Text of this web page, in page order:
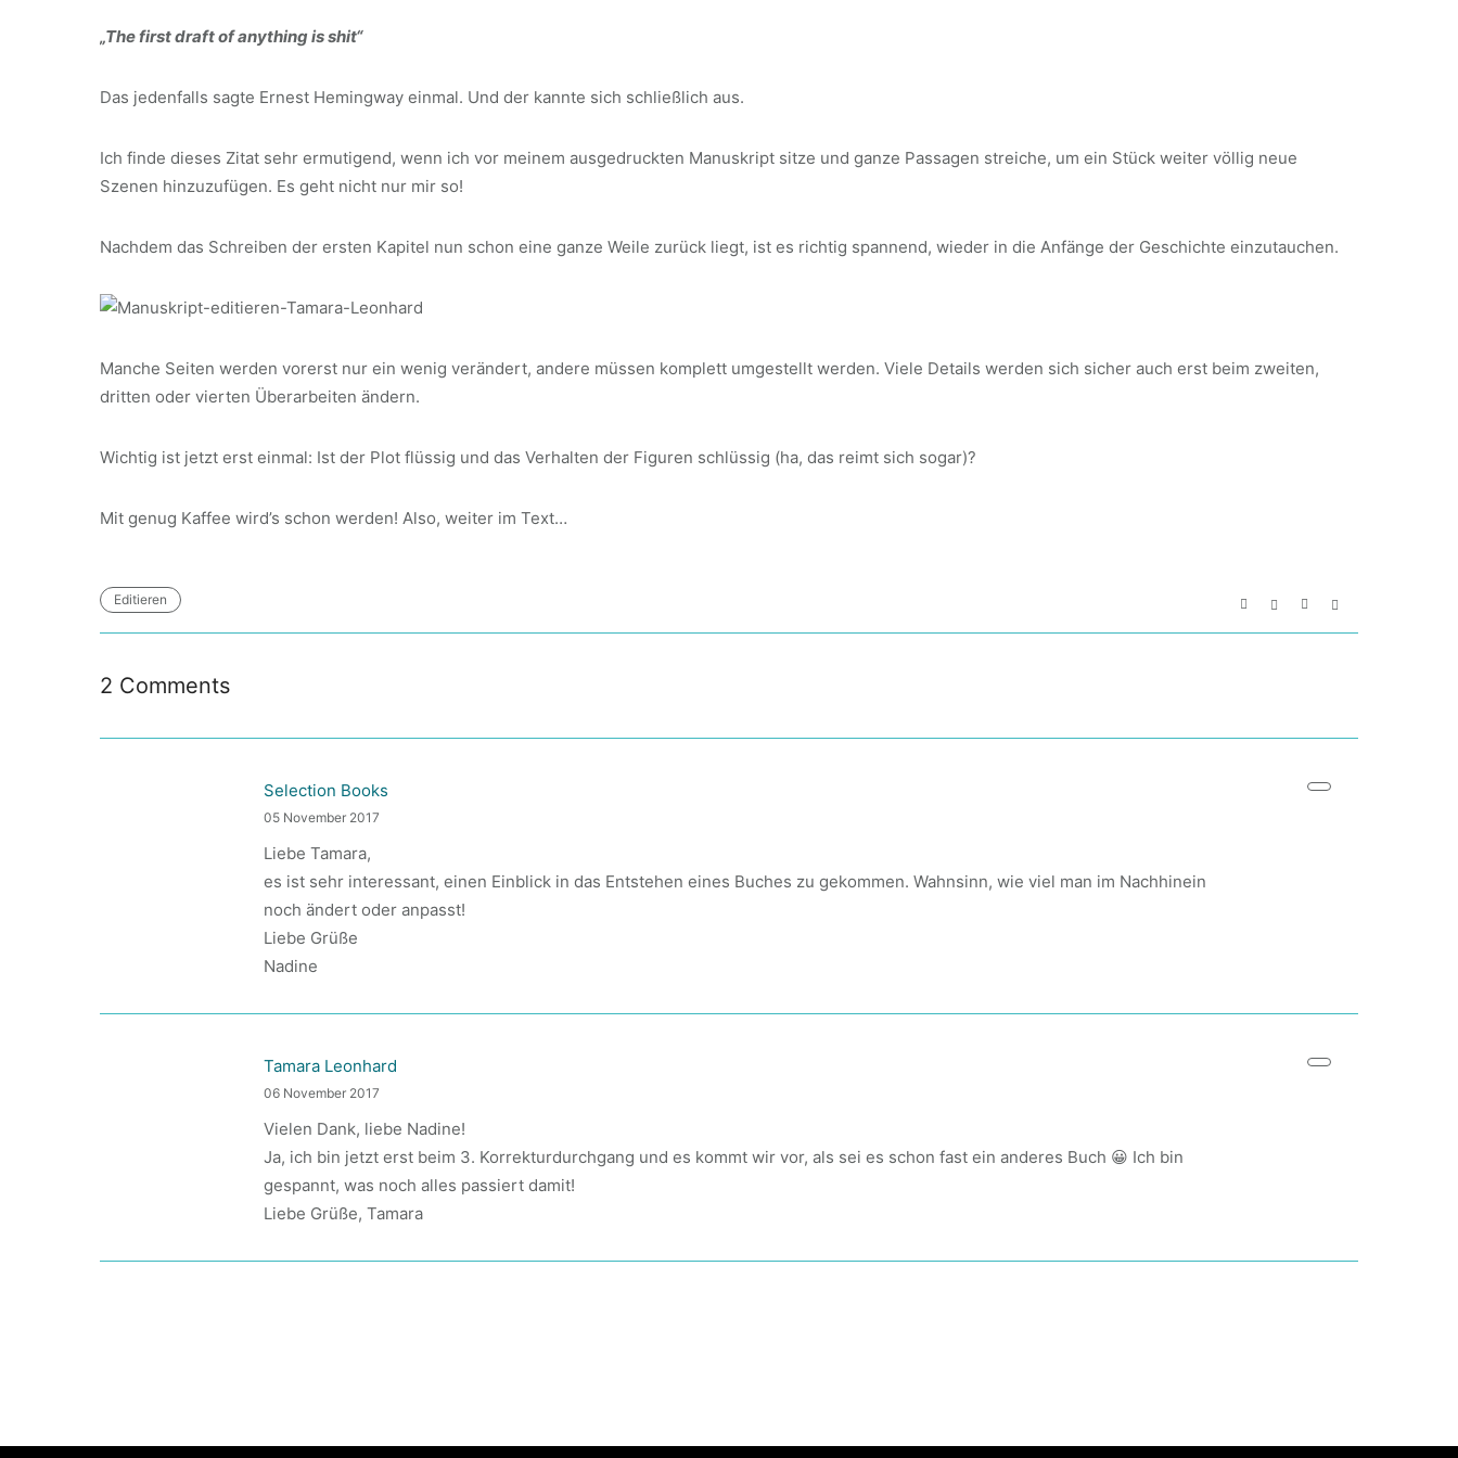
„The first draft of anything is shit“
Das jedenfalls sagte Ernest Hemingway einmal. Und der kannte sich schließlich aus.
Ich finde dieses Zitat sehr ermutigend, wenn ich vor meinem ausgedruckten Manuskript sitze und ganze Passagen streiche, um ein Stück weiter völlig neue
Szenen hinzuzufügen. Es geht nicht nur mir so!
Nachdem das Schreiben der ersten Kapitel nun schon eine ganze Weile zurück liegt, ist es richtig spannend, wieder in die Anfänge der Geschichte einzutauchen.
Manche Seiten werden vorerst nur ein wenig verändert, andere müssen komplett umgestellt werden. Viele Details werden sich sicher auch erst beim zweiten,
dritten oder vierten Überarbeiten ändern.
Wichtig ist jetzt erst einmal: Ist der Plot flüssig und das Verhalten der Figuren schlüssig (ha, das reimt sich sogar)?
Mit genug Kaffee wird’s schon werden! Also, weiter im Text…
Editieren
2 Comments
Selection Books
05 November 2017
Liebe Tamara,
es ist sehr interessant, einen Einblick in das Entstehen eines Buches zu gekommen. Wahnsinn, wie viel man im Nachhinein
noch ändert oder anpasst!
Liebe Grüße
Nadine
Tamara Leonhard
06 November 2017
Vielen Dank, liebe Nadine!
Ja, ich bin jetzt erst beim 3. Korrekturdurchgang und es kommt wir vor, als sei es schon fast ein anderes Buch 😀 Ich bin
gespannt, was noch alles passiert damit!
Liebe Grüße, Tamara